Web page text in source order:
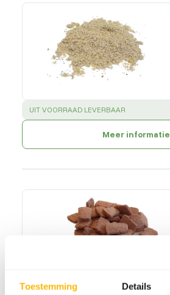
Toestemming Details
SUCCESS:
UIT VOORRAAD LEVERBAAR
Meer informatie